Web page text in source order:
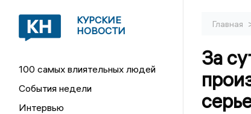
КУРСКИЕ
НОВОСТИ
100 самых влиятельных людей
События недели
Интервью
Главная
За